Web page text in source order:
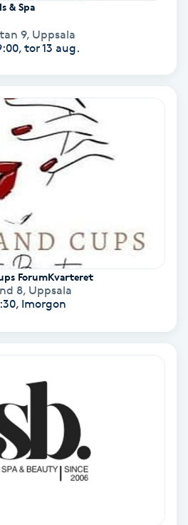
& Spa
9, Uppsala
tor 13 aug.
ForumKvarteret
8, Uppsala
Imorgon